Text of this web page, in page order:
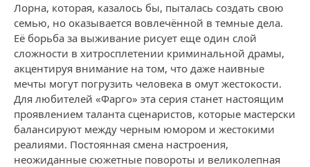
Лорна, которая, казалось бы, пыталась создать свою
семью, но оказывается вовлечённой в темные дела.
Её борьба за выживание рисует еще один слой
сложности в хитросплетении криминальной драмы,
акцентируя внимание на том, что даже наивные
мечты могут погрузить человека в омут жестокости.
Для любителей «Фарго» эта серия станет настоящим
проявлением таланта сценаристов, которые мастерски
балансируют между черным юмором и жестокими
реалиями. Постоянная смена настроения,
неожиданные сюжетные повороты и великолепная